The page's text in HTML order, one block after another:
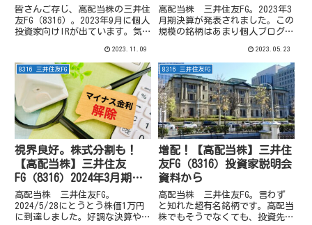
人投資家向け説明会資料よ
り
皆さんご存じ、高配当株の三井住
友FG（8316）。2023年9月に個人
投資家向けIRが出ています。気
2023.11.09
高配当株 三井住友FG。2023年3
月期決算が発表されました。この
規模の銘柄はあまり個人ブログで
ですが、取り敢えずいってみよ
ー。
2023.05.23
8316 三井住友FG
視界良好。株式分割も！
【高配当株】三井住友
FG（8316）2024年3月期決
算。
高配当株 三井住友FG。
2024/5/28にとうとう株価1万円
に到達しました。好調な決算や今
8316 三井住友FG
増配！【高配当株】三井住
友FG（8316）投資家説明会
資料から
高配当株 三井住友FG。言わず
と知れた超有名銘柄です。高配当
株でもそうでなくても、投資先と